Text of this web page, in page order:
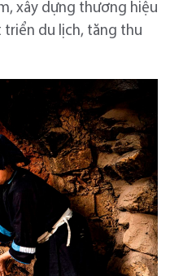
xây dựng thương hiệu
triển du lịch, tăng thu